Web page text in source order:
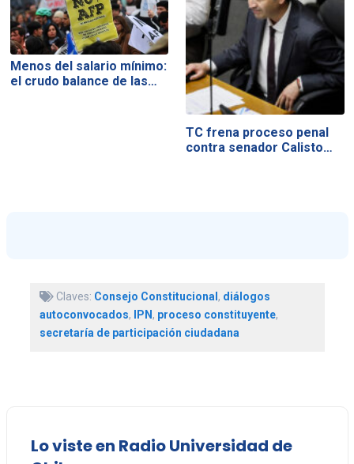
Menos del salario mínimo:
el crudo balance de las…
TC frena proceso penal
contra senador Calisto…
Claves: Consejo Constitucional , diálogos
autoconvocados, IPN , proceso constituyente,
secretaría de participación ciudadana
Lo viste en Radio Universidad de